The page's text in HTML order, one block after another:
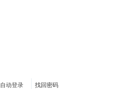
自动登录
找回密码